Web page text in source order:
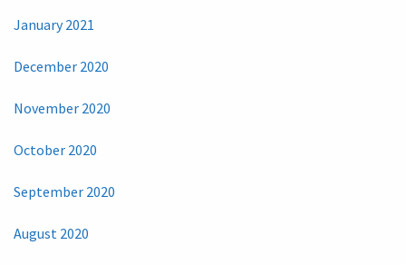
January 2021
December 2020
November 2020
October 2020
September 2020
August 2020